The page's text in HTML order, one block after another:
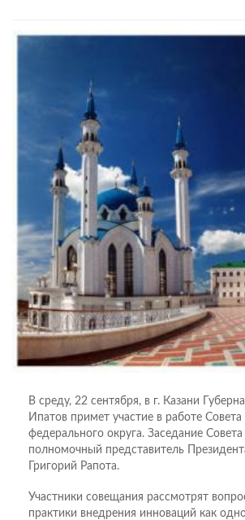
В среду, 22 сентября, в г. Казани
Ипатов примет участие в работе
федерального округа. Заседание
полномочный представитель
Григорий Рапота.
Участники совещания рассмотрят
практики внедрения инноваций как